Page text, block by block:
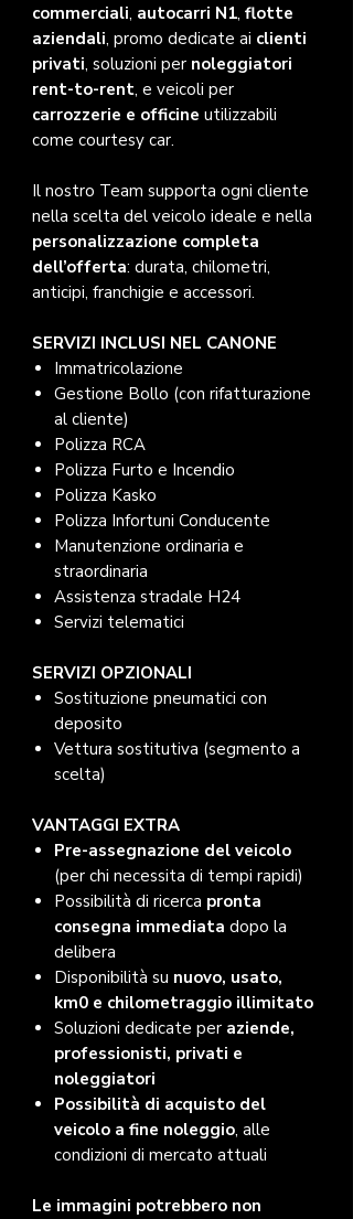
commerciali, autocarri N1, flotte
aziendali, promo dedicate ai clienti
privati, soluzioni per noleggiatori
rent-to-rent, e veicoli per
carrozzerie e officine utilizzabili
come courtesy car.
Il nostro Team supporta ogni cliente
nella scelta del veicolo ideale e nella
personalizzazione completa
dell’offerta: durata, chilometri,
anticipi, franchigie e accessori.
SERVIZI INCLUSI NEL CANONE
Immatricolazione
Gestione Bollo (con rifatturazione
al cliente)
Polizza RCA
Polizza Furto e Incendio
Polizza Kasko
Polizza Infortuni Conducente
Manutenzione ordinaria e
straordinaria
Assistenza stradale H24
Servizi telematici
SERVIZI OPZIONALI
Sostituzione pneumatici con
deposito
Vettura sostitutiva (segmento a
scelta)
VANTAGGI EXTRA
Pre-assegnazione del veicolo
(per chi necessita di tempi rapidi)
Possibilità di ricerca pronta
consegna immediata dopo la
delibera
Disponibilità su nuovo, usato,
km0 e chilometraggio illimitato
Soluzioni dedicate per aziende,
professionisti, privati e
noleggiatori
Possibilità di acquisto del
veicolo a fine noleggio, alle
condizioni di mercato attuali
Le immagini potrebbero non